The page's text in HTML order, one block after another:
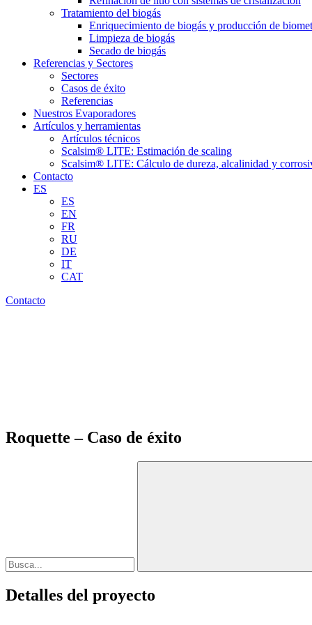
Tratamiento del biogás
Enriquecimiento de biogás y producción de
Limpieza de biogás
Secado de biogás
Referencias y Sectores
Sectores
Casos de éxito
Referencias
Nuestros Evaporadores
Artículos y herramientas
Artículos técnicos
Scalsim® LITE: Estimación de scaling
Scalsim® LITE: Cálculo de dureza, alcalinidad y
Contacto
ES
ES
EN
FR
RU
DE
IT
CAT
Contacto
Roquette – Caso de éxito
Detalles del proyecto